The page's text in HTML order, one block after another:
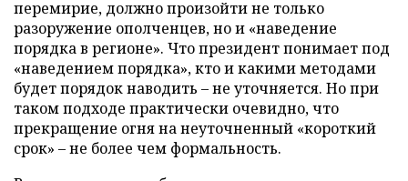
перемирие, должно произойти не только
разоружение ополченцев, но и «наведение
порядка в регионе». Что президент понимает под
«наведением порядка», кто и какими методами
будет порядок наводить – не уточняется. Но при
таком подходе практически очевидно, что
прекращение огня на неуточненный «короткий
срок» – не более чем формальность.